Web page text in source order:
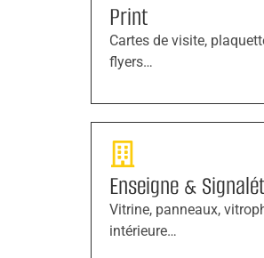
Print
Cartes de visite,
flyers…
Enseigne &
Vitrine, panneaux,
intérieure…